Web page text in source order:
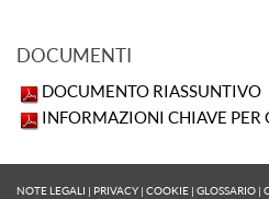
DOCUMENTI
DOCUMENTO RIASSUNTIVO
INFORMAZIONI CHIAVE PER
NOTE LEGALI | PRIVACY | COOKIE | GLOSSARIO |